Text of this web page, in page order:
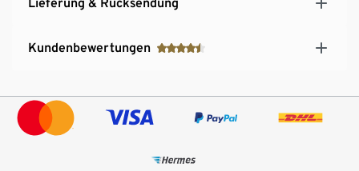
Kundenbewertungen